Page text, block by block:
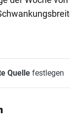
Quellefestlegen